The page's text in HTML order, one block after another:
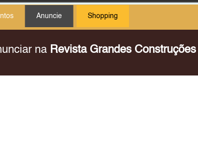
Anuncie Shopping
na Revista Grandes Construções